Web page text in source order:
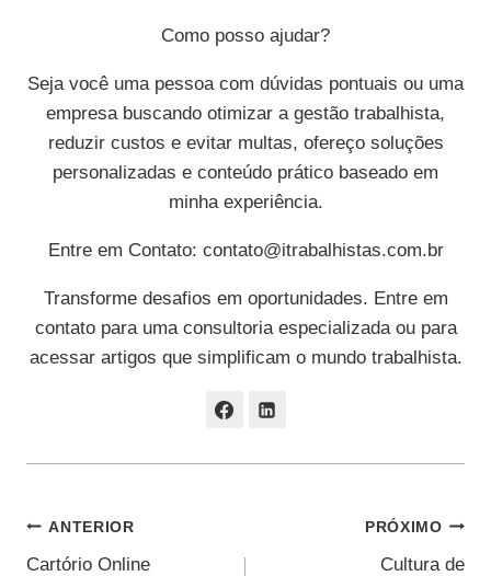
Como posso ajudar?
Seja você uma pessoa com dúvidas pontuais ou uma
empresa buscando otimizar a gestão trabalhista,
reduzir custos e evitar multas, ofereço soluções
personalizadas e conteúdo prático baseado em
minha experiência.
Entre em Contato: contato@itrabalhistas.com.br
Transforme desafios em oportunidades. Entre em
contato para uma consultoria especializada ou para
acessar artigos que simplificam o mundo trabalhista.
Navegação
ANTERIOR
Cartório Online
PRÓXIMO
Cultura de